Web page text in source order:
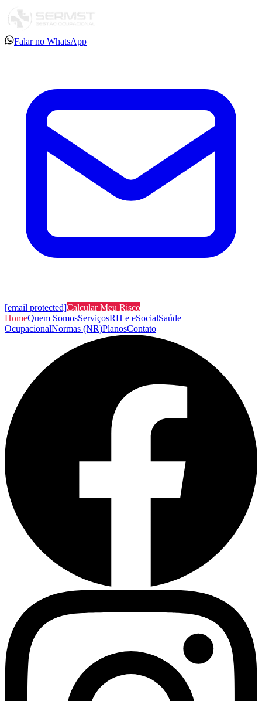
Falar no WhatsApp
[email protected]Calcular Meu Risco
HomeQuem SomosServiçosRH e eSocialSaúde
OcupacionalNormas (NR)PlanosContato